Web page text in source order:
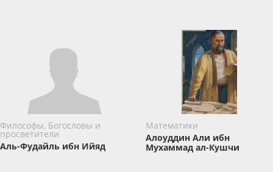
Философы, Богословы и
просветители
Аль-Фудайль ибн Ийяд
Математики
Алоуддин Али ибн
Мухаммад ал-Кушчи